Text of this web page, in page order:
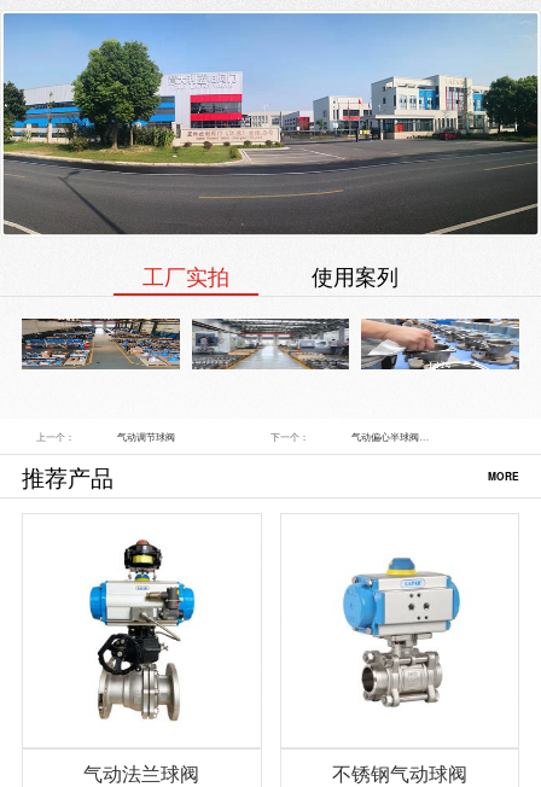
工厂实拍 使用案列
上一个： 气动调节球阀 下一个： 气动偏心半球阀…
推荐产品 MORE
气动法兰球阀 不锈钢气动球阀